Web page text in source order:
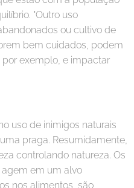
"Outro uso
ou cultivo de
bem cuidados, podem
exemplo, e impactar
uso de inimigos naturais
praga. Resumidamente,
controlando natureza. Os
em um alvo
nos alimentos, são